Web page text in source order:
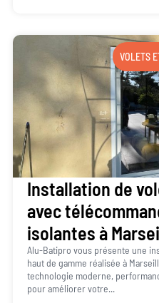
VOLETS
Installation de
avec
isolantes à
Alu-Batipro vous présente une
haut de gamme réalisée à
technologie moderne,
pour améliorer votre...